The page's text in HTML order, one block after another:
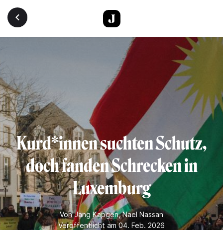
Direkt zum Inhalt
Kurd*innen suchten Schutz,
doch fanden Schrecken in
Luxemburg
VonJang Kapgen,Nael Nassan
Veröffentlicht am 04. Feb. 2026